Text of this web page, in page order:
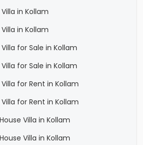
in Kollam
in Kollam
for Sale in Kollam
for Sale in Kollam
for Rent in Kollam
for Rent in Kollam
Villa in Kollam
Villa in Kollam